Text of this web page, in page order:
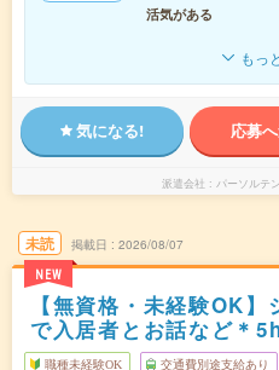
活気がある
もっ
気になる! 応募
派遣会社 パーソルテ
未読
NEW
掲載日 2026/08/07
【無資格・未経験OK
で入居者とお話など＊
職種未経験OK 交通費別途支給あり